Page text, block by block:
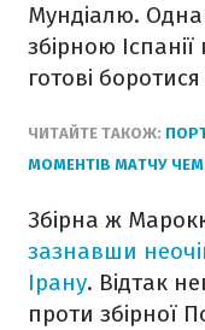
Мундіалю.
збірною
готові
ЧИТАЙТЕ ТАКОЖ:
МОМЕНТІВ МАТЧУ
Збірна ж
зазнавши
Ірану. Відтак
проти збірної